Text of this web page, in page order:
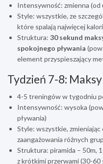
Intensywność: zmienna (od
Style: wszystkie, ze
które spalają najwięcej
Struktura: 30 sekund
spokojnego pływania
element przyspieszający
Tydzień 7-8:
4-5 treningów w tygodniu
Intensywność: wysoka
pływania)
Style: wszystkie, zmieniając
zaangażowania różnych
Struktura: piramida – 50m,
z krótkimi przerwami (30-60